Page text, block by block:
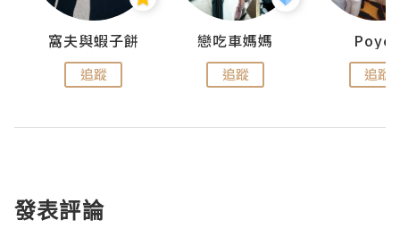
窩夫與蝦子餅
追蹤
戀吃車媽媽
追蹤 追蹤
發表評論